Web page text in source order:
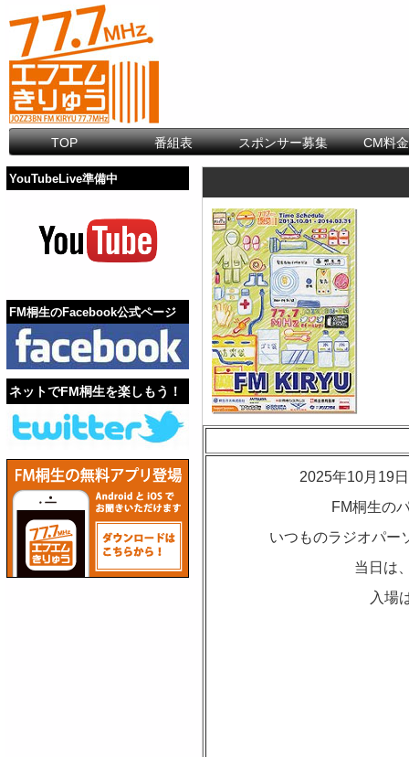
TOP 番組表 スポンサー募集 CM料
YouTubeLive準備中
FM桐生のFacebook公式ページ
ネットでFM桐生を楽しもう！
2025年10月19
FM桐生の
いつものラジオパー
当日は
入場